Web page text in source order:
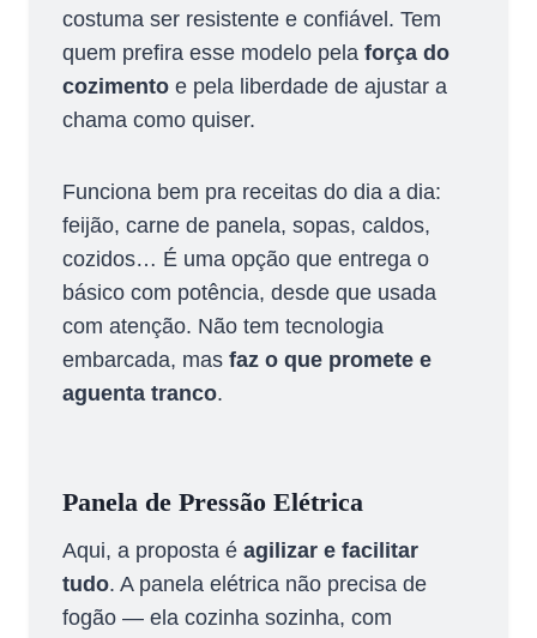
costuma ser resistente e confiável. Tem
quem prefira esse modelo pela força do
cozimento e pela liberdade de ajustar a
chama como quiser.
Funciona bem pra receitas do dia a dia:
feijão, carne de panela, sopas, caldos,
cozidos… É uma opção que entrega o
básico com potência, desde que usada
com atenção. Não tem tecnologia
embarcada, mas faz o que promete e
aguenta tranco.
Panela de Pressão Elétrica
Aqui, a proposta é agilizar e facilitar
tudo. A panela elétrica não precisa de
fogão — ela cozinha sozinha, com